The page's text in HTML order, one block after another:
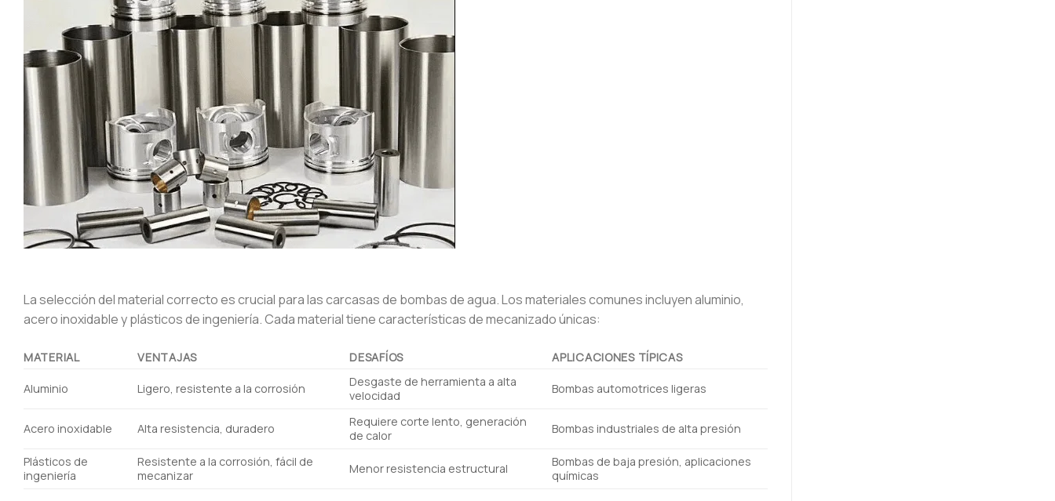
La selección del material correcto es crucial para las carcasas de bombas de agua. Los materiales comunes incluyen aluminio,
acero inoxidable y plásticos de ingeniería. Cada material tiene características de mecanizado únicas:
MATERIAL VENTAJAS DESAFÍOS APLICACIONES TÍPICAS
Aluminio Ligero, resistente a la corrosión
Desgaste de herramienta a alta
velocidad
Bombas automotrices ligeras
Acero inoxidable Alta resistencia, duradero
Requiere corte lento, generación
de calor
Bombas industriales de alta presión
Plásticos de
ingeniería
Resistente a la corrosión, fácil de
mecanizar
Menor resistencia estructural
Bombas de baja presión, aplicaciones
químicas